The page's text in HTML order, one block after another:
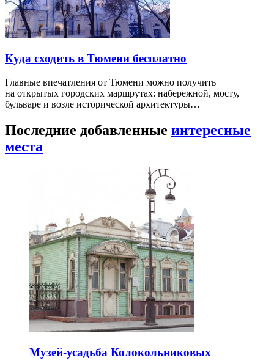
Куда сходить в Тюмени бесплатно
Главные впечатления от Тюмени можно получить
на открытых городских маршрутах: набережной, мосту,
бульваре и возле исторической архитектуры…
Последние добавленные интересные
места
Музей-усадьба Колокольниковых